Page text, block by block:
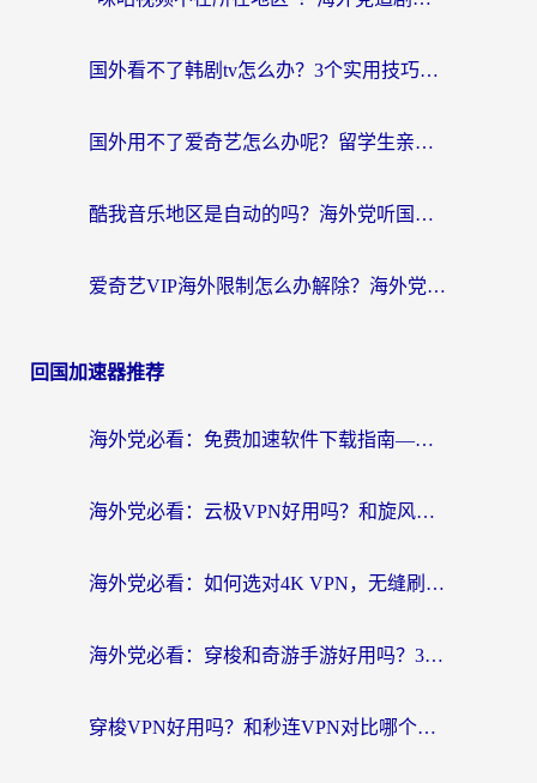
国外看不了韩剧tv怎么办？3个实用技巧解决海外追剧难题（附书旗小说&社保查询攻略）
国外用不了爱奇艺怎么办呢？留学生亲测有效的回国加速方案
酷我音乐地区是自动的吗？海外党听国内音乐看视频的真实解决方案
爱奇艺VIP海外限制怎么办解除？海外党追剧看片的终极解决方案
回国加速器推荐
海外党必看：免费加速软件下载指南——无缝访问国内资源的正确打开方式
海外党必看：云极VPN好用吗？和旋风VPN对比哪个回国效果更好？附真实体验+选择攻略
海外党必看：如何选对4K VPN，无缝刷国内剧听网易云？
海外党必看：穿梭和奇游手游好用吗？3步选对回国加速器，流畅看CCTV5海外直播
穿梭VPN好用吗？和秒连VPN对比哪个回国效果更好？海外党亲测实用指南